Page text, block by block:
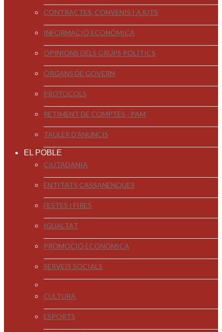
CONTRACTES, CONVENIS I AJUTS
INFORMACIÓ ECONÒMICA
OPINIONS DELS GRUPS POLÍTICS
ÒRGANS DE GOVERN
PROTOCOLS
RETIMENT DE COMPTES - PAM
TAULER D'ANUNCIS
EL POBLE
CIUTADANIA
ENTITATS CASSANENQUES
FESTES I FIRES
IGUALTAT
PROMOCIÓ ECONÒMICA
SERVEIS SOCIALS
CULTURA
ESPORTS